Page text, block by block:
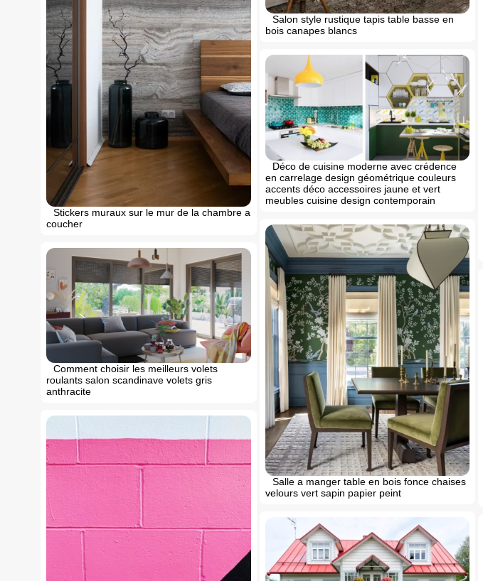
Salon style rustique tapis table basse en
bois canapes blancs
Stickers muraux sur le mur de la chambre a
coucher
Déco de cuisine moderne avec crédence
en carrelage design géométrique couleurs
accents déco accessoires jaune et vert
meubles cuisine design contemporain
Salle a manger table en bois fonce chaises
velours vert sapin papier peint
Comment choisir les meilleurs volets
roulants salon scandinave volets gris
anthracite